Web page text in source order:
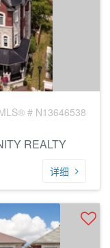
# N13646538
REALTY
详细